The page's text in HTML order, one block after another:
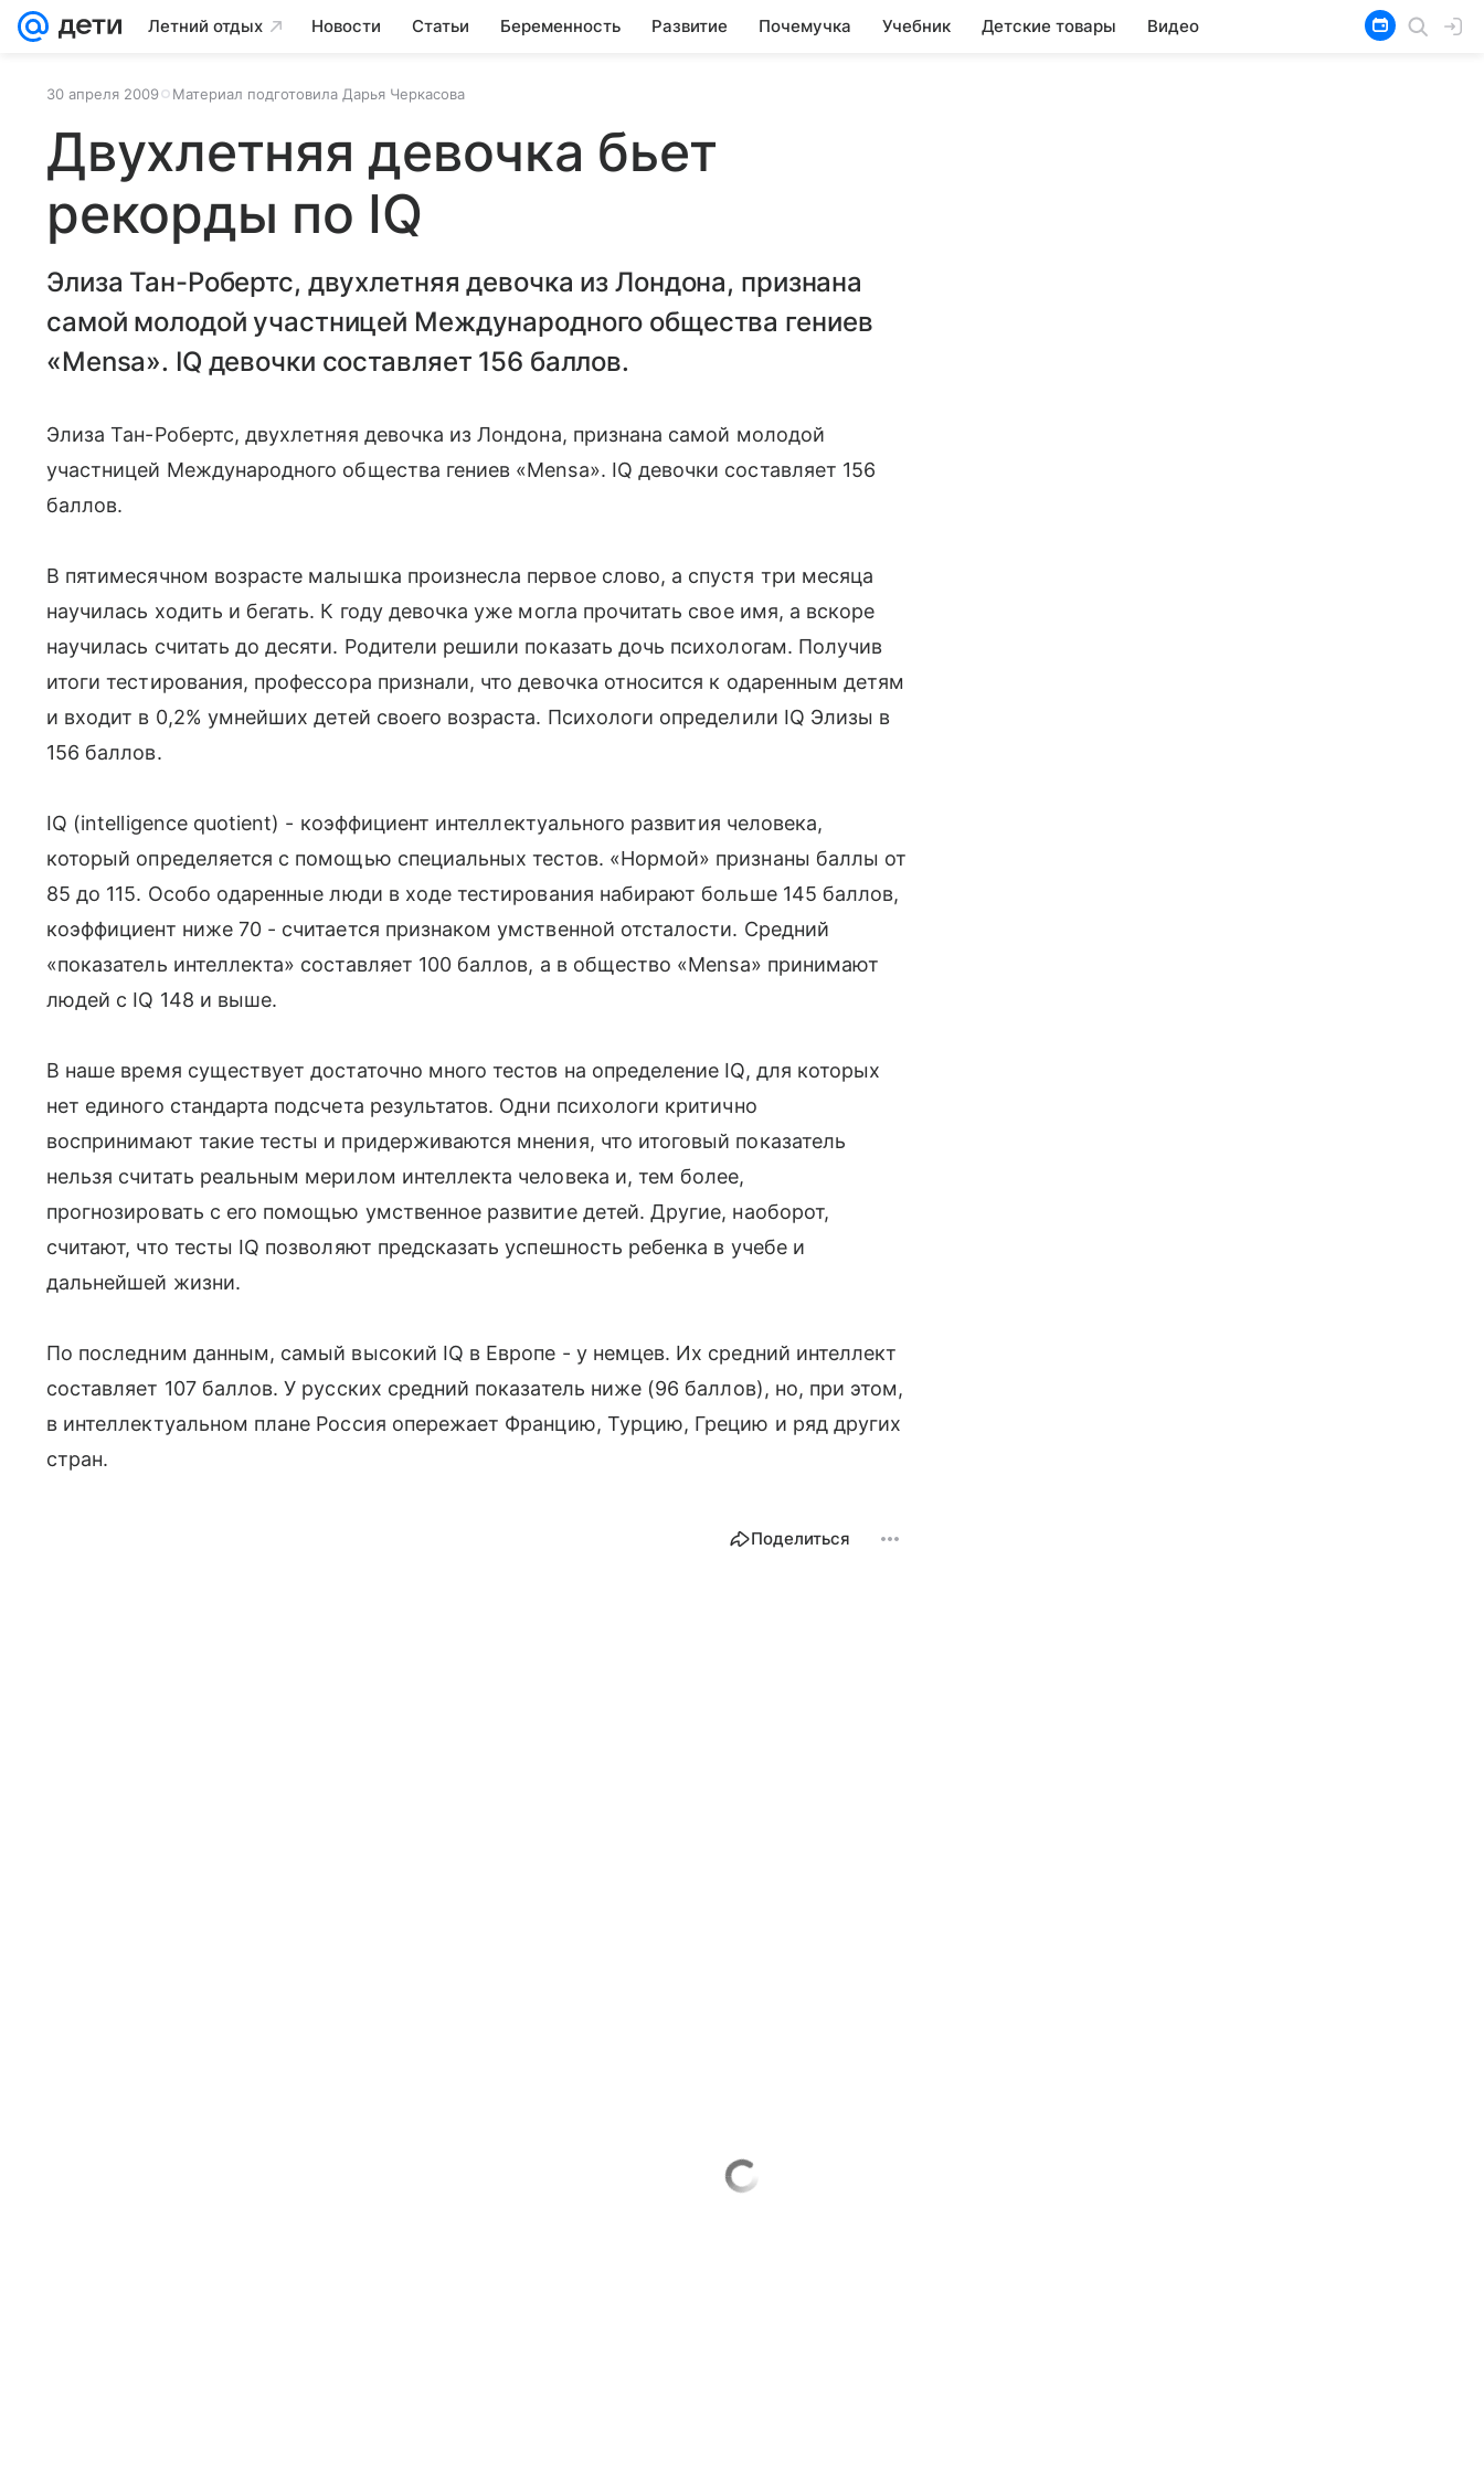
Летний отдых Новости Статьи Беременность Развитие Почемучка Учебник Детские товары Видео
30 апреля 2009 Материал подготовила Дарья Черкасова
Двухлетняя девочка бьет
рекорды по IQ
Элиза Тан-Робертс, двухлетняя девочка из Лондона, признана
самой молодой участницей Международного общества гениев
«Mensa». IQ девочки составляет 156 баллов.
Элиза Тан-Робертс, двухлетняя девочка из Лондона, признана самой молодой
участницей Международного общества гениев «Mensa». IQ девочки составляет 156
баллов.
В пятимесячном возрасте малышка произнесла первое слово, а спустя три месяца
научилась ходить и бегать. К году девочка уже могла прочитать свое имя, а вскоре
научилась считать до десяти. Родители решили показать дочь психологам. Получив
итоги тестирования, профессора признали, что девочка относится к одаренным детям
и входит в 0,2% умнейших детей своего возраста. Психологи определили IQ Элизы в
156 баллов.
IQ (intelligence quotient) - коэффициент интеллектуального развития человека,
который определяется с помощью специальных тестов. «Нормой» признаны баллы от
85 до 115. Особо одаренные люди в ходе тестирования набирают больше 145 баллов,
коэффициент ниже 70 - считается признаком умственной отсталости. Средний
«показатель интеллекта» составляет 100 баллов, а в общество «Mensa» принимают
людей с IQ 148 и выше.
В наше время существует достаточно много тестов на определение IQ, для которых
нет единого стандарта подсчета результатов. Одни психологи критично
воспринимают такие тесты и придерживаются мнения, что итоговый показатель
нельзя считать реальным мерилом интеллекта человека и, тем более,
прогнозировать с его помощью умственное развитие детей. Другие, наоборот,
считают, что тесты IQ позволяют предсказать успешность ребенка в учебе и
дальнейшей жизни.
По последним данным, самый высокий IQ в Европе - у немцев. Их средний интеллект
составляет 107 баллов. У русских средний показатель ниже (96 баллов), но, при этом,
в интеллектуальном плане Россия опережает Францию, Турцию, Грецию и ряд других
стран.
Поделиться